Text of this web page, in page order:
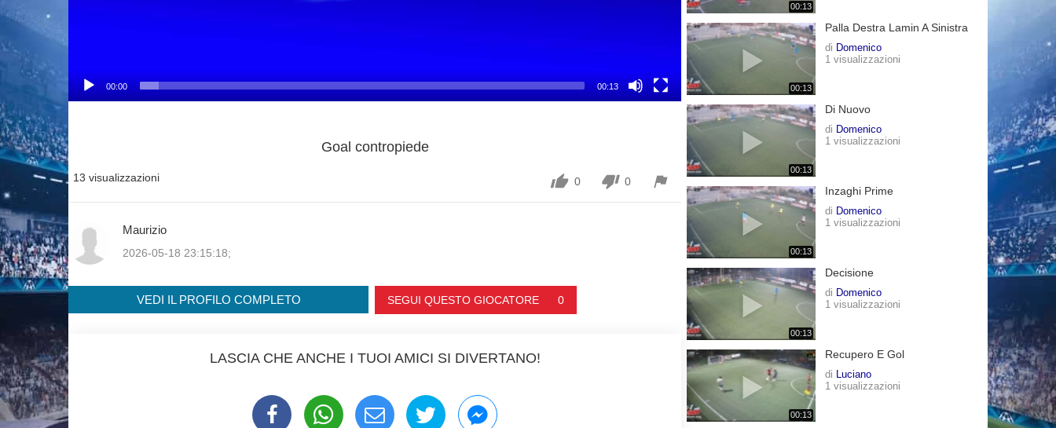
00:00 00:13
00:13
00:13
Palla Destra Lamin A Sinistra
di Domenico
1 visualizzazioni
00:13
Di Nuovo
di Domenico
1 visualizzazioni
00:13
Inzaghi Prime
di Domenico
1 visualizzazioni
00:13
Decisione
di Domenico
1 visualizzazioni
00:13
Recupero E Gol
di Luciano
1 visualizzazioni
Goal contropiede
13 visualizzazioni  0  0 
Maurizio
2026-05-18 23:15:18;
VEDI IL PROFILO COMPLETO SEGUI QUESTO GIOCATORE 0
LASCIA CHE ANCHE I TUOI AMICI SI DIVERTANO!